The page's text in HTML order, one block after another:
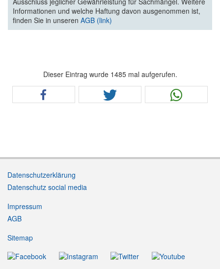
Informationen und welche Haftung davon ausgenommen ist,
finden Sie in unseren AGB (link)
Dieser Eintrag wurde 1485 mal aufgerufen.
Datenschutzerklärung
Datenschutz social media
Impressum
AGB
Sitemap